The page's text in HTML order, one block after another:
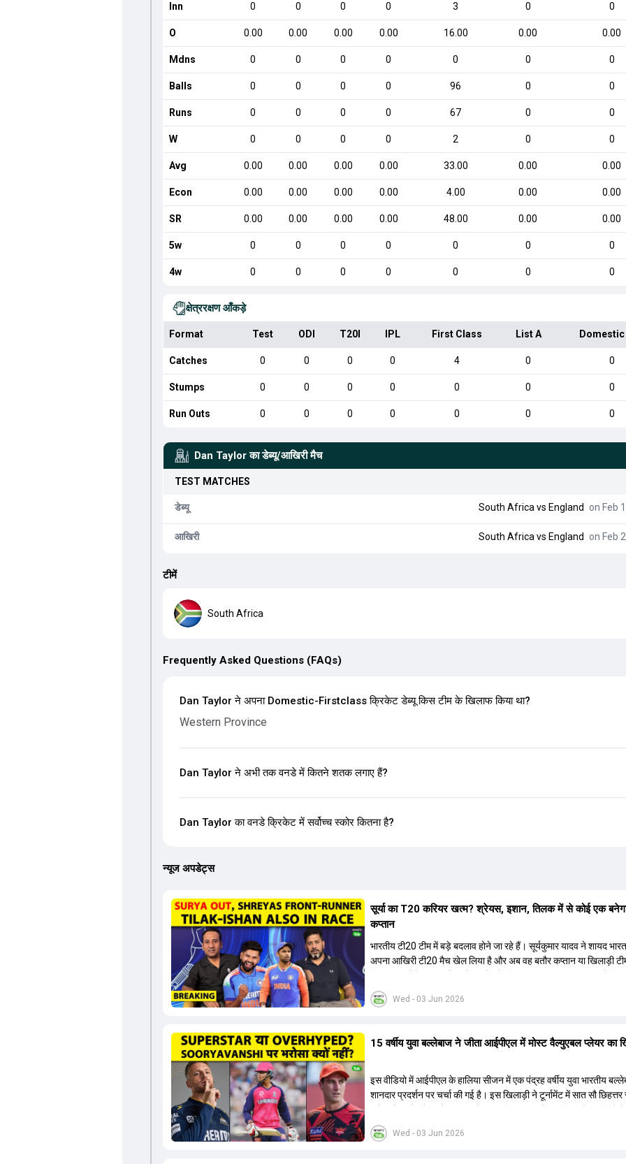
Inn 0 0 0 0 3 0 0
O 0.00 0.00 0.00 0.00 16.00 0.00 0.00
Mdns 0 0 0 0 0 0 0
Balls 0 0 0 0 96 0 0
Runs 0 0 0 0 67 0 0
W 0 0 0 0 2 0 0
Avg 0.00 0.00 0.00 0.00 33.00 0.00 0.00
Econ 0.00 0.00 0.00 0.00 4.00 0.00 0.00
SR 0.00 0.00 0.00 0.00 48.00 0.00 0.00
5w 0 0 0 0 0 0 0
4w 0 0 0 0 0 0 0
क्षेत्ररक्षण आँकड़े
Format Test ODI T20I IPL First Class List A
Catches 0 0 0 0 4 0 0
Stumps 0 0 0 0 0 0 0
Run Outs 0 0 0 0 0 0 0
Dan Taylor का डेब्यू/आखिरी मैच
TEST MATCHES
डेब्यू South Africa vs England on Feb
आखिरी South Africa vs England on Feb
टीमें
South Africa
Frequently Asked Questions (FAQs)
Dan Taylor ने अपना Domestic-Firstclass क्रिकेट डेब्यू किस टीम के खिलाफ किया था?
Western Province
Dan Taylor ने अभी तक वनडे में कितने शतक लगाए हैं?
Dan Taylor का वनडे क्रिकेट में सर्वोच्च स्कोर कितना है?
न्यूज अपडेट्स
Wed - 03 Jun 2026
सूर्या का T20 करियर खत्म? श्रेयस, इशान, तिलक में से कोई एक
कप्तान
भारतीय टी20 टीम में बड़े बदलाव होने जा रहे हैं। सूर्यकुमार यादव ने शायद
अपना आखिरी टी20 मैच खेल लिया है और अब वह बतौर कप्तान या खिलाड़ी
की तलाश जारी है। इस रेस में श्रेयस अय्यर सबसे आगे चल रहे हैं। उनके
किशन और तिलक वर्मा भी कप्तानी के दावेदार हैं। अक्षर पटेल इस रेस में काफी
और संजू सैमसन पहली पसंद होंगे। इसके अलावा नीतीश रेड्डी को बतौर
आगामी टी20 वर्ल्ड कप और 2028 ओलंपिक के लिए लंबी अवधि का विजन
हैं।
Wed - 03 Jun 2026
15 वर्षीय युवा बल्लेबाज ने जीता आईपीएल में मोस्ट वैल्युएबल प्लेयर का
इस वीडियो में आईपीएल के हालिया सीजन में एक पंद्रह वर्षीय युवा भारतीय
शानदार प्रदर्शन पर चर्चा की गई है। इस खिलाड़ी ने टूर्नामेंट में सात सौ
गया है कि ऑस्ट्रेलियाई टीम के वर्तमान कप्तान और इंग्लैंड टीम के पूर्व कप्तान
खिलाड़ी के खेल की सराहना की है। ऑस्ट्रेलियाई कप्तान के अनुसार, शुरुआत